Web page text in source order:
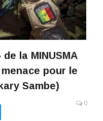
la MINUSMA
pour le
Sambe)
0